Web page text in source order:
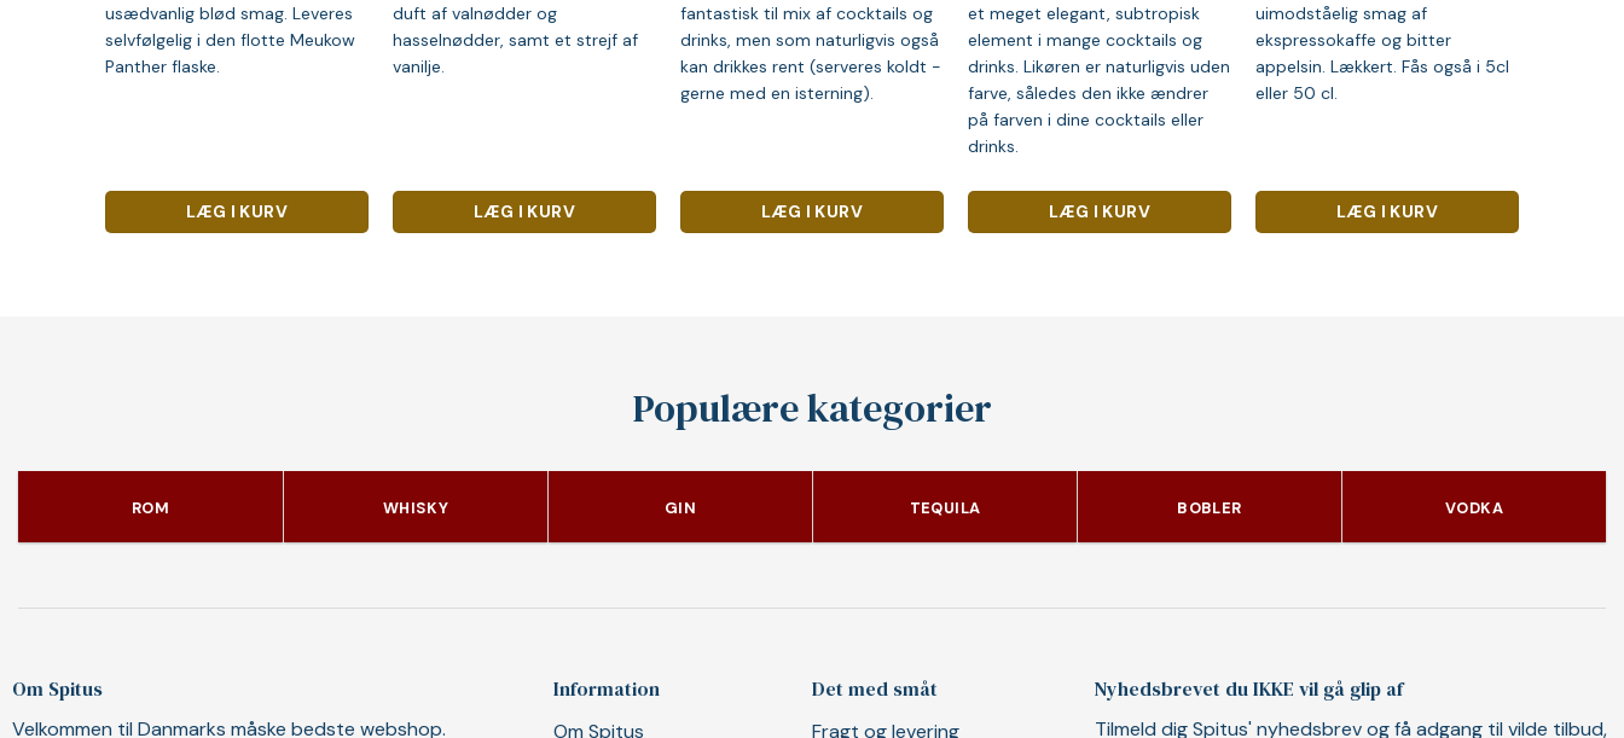
usædvanlig blød smag. Leveres
selvfølgelig i den flotte Meukow
Panther flaske.
LÆG I KURV
duft af valnødder og
hasselnødder, samt et strejf af
vanilje.
LÆG I KURV
fantastisk til mix af cocktails og
drinks, men som naturligvis også
kan drikkes rent (serveres koldt -
gerne med en isterning).
LÆG I KURV
et meget elegant, subtropisk
element i mange cocktails og
drinks. Likøren er naturligvis uden
farve, således den ikke ændrer
på farven i dine cocktails eller
drinks.
LÆG I KURV
uimodståelig smag af
ekspressokaffe og bitter
appelsin. Lækkert. Fås også i 5cl
eller 50 cl.
LÆG I KURV
Populære kategorier
ROM WHISKY GIN TEQUILA BOBLER VODKA
Om Spitus
Velkommen til Danmarks måske bedste webshop.
Information
Om Spitus
Det med småt
Fragt og levering
Nyhedsbrevet du IKKE vil gå glip af
Tilmeld dig Spitus' nyhedsbrev og få adgang til vilde tilbud,